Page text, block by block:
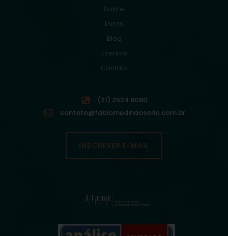
Sobre
Livros
Blog
Eventos
Contato
(21) 2524.6080
contato@fabiomedinaosorio.com.br
INSCREVER E-MAIL